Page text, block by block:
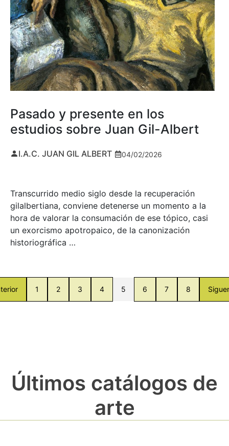
Pasado y presente en los
estudios sobre Juan Gil-Albert
I.A.C. JUAN GIL ALBERT 04/02/2026
Transcurrido medio siglo desde la recuperación
gilalbertiana, conviene detenerse un momento a la
hora de valorar la consumación de ese tópico, casi
un exorcismo apotropaico, de la canonización
historiográfica …
1 2 3 4 5 6 7 8
Últimos catálogos de
arte